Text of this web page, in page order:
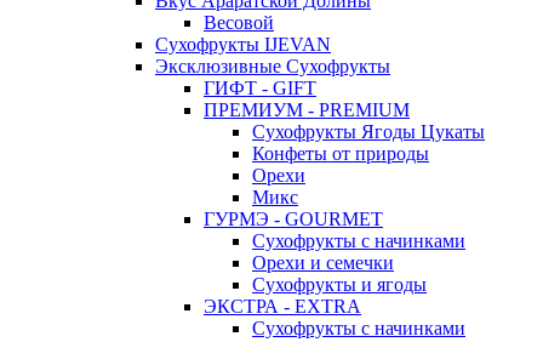
Весовой
Сухофрукты IJEVAN
Эксклюзивные Сухофрукты
ГИФТ - GIFT
ПРЕМИУМ - PREMIUM
Сухофрукты Ягоды Цукаты
Конфеты от природы
Орехи
Микс
ГУРМЭ - GOURMET
Сухофрукты с начинками
Орехи и семечки
Сухофрукты и ягоды
ЭКСТРА - EXTRA
Сухофрукты с начинками